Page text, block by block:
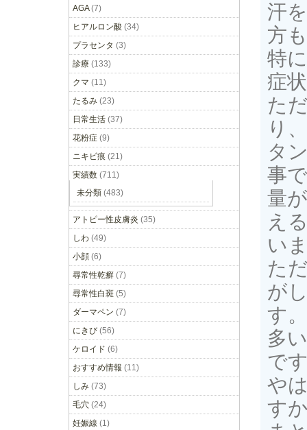
汗
方
特
症
た
り
タ
事
量
え
い
た
が
す
多
で
や
す
AGA(7)
ヒアルロン酸 (34)
プラセンタ (3)
診療 (133)
クマ (11)
たるみ (23)
日常生活 (37)
花粉症 (9)
ニキビ痕 (21)
実績数 (711)
未分類 (483)
アトピー性皮膚炎 (35)
しわ (49)
小顔 (6)
尋常性乾癬 (7)
尋常性白斑 (5)
ダーマペン (7)
にきび (56)
ケロイド (6)
おすすめ情報 (11)
しみ (73)
毛穴 (24)
妊娠線 (1)